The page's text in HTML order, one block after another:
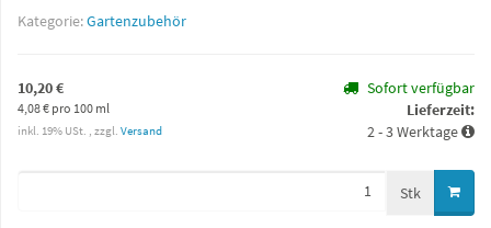
Kategorie:Gartenzubehör
10,20 €
4,08 € pro 100 ml
inkl. 19% USt. , zzgl. Versand
Sofort verfügbar
Lieferzeit:
2 - 3 Werktage
Stk